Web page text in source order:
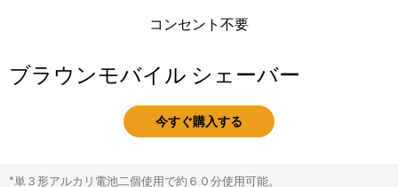
コンセント不要
ブラウンモバイル シェーバー
今すぐ購入する
*単３形アルカリ電池二個使用で約６０分使用可能。